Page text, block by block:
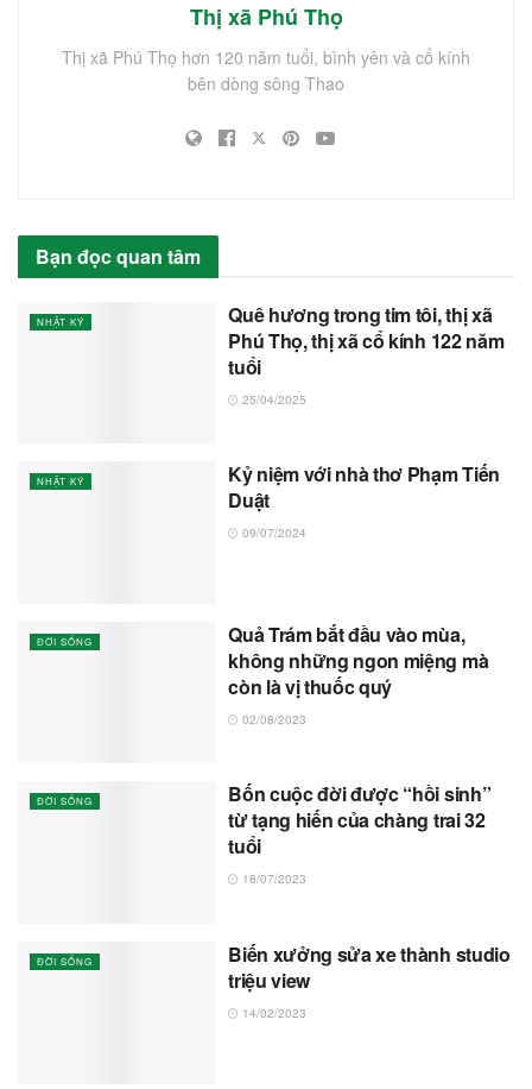
Thị xã Phú Thọ
Thị xã Phú Thọ hơn 120 năm tuổi, bình yên và cổ kính
bên dòng sông Thao
Bạn đọc quan tâm
NHẬT KÝ
Quê hương trong tim tôi, thị xã
Phú Thọ, thị xã cổ kính 122 năm
tuổi
25/04/2025
NHẬT KÝ
Kỷ niệm với nhà thơ Phạm Tiến
Duật
09/07/2024
ĐỜI SỐNG
Quả Trám bắt đầu vào mùa,
không những ngon miệng mà
còn là vị thuốc quý
02/08/2023
ĐỜI SỐNG
Bốn cuộc đời được “hồi sinh”
từ tạng hiến của chàng trai 32
tuổi
18/07/2023
ĐỜI SỐNG
Biến xưởng sửa xe thành studio
triệu view
14/02/2023